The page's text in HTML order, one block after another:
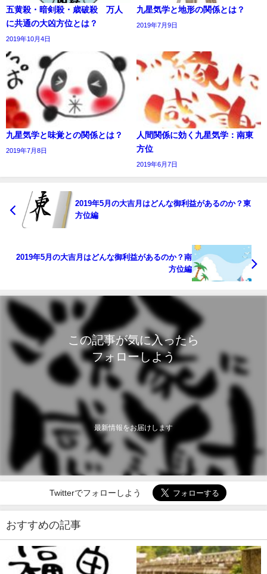
五黄殺・暗剣殺・歳破殺 万人
に共通の大凶方位とは？
2019年10月4日
九星気学と地形の関係とは？
2019年7月9日
九星気学と味覚との関係とは？
2019年7月8日
人間関係に効く九星気学：南東
方位
2019年6月7日
2019年5月の大吉月はどんな御利益があるのか？東
方位編
2019年5月の大吉月はどんな御利益があるのか？南
方位編
この記事が気に入ったら
フォローしよう
最新情報をお届けします
Twitterでフォローしよう
おすすめの記事